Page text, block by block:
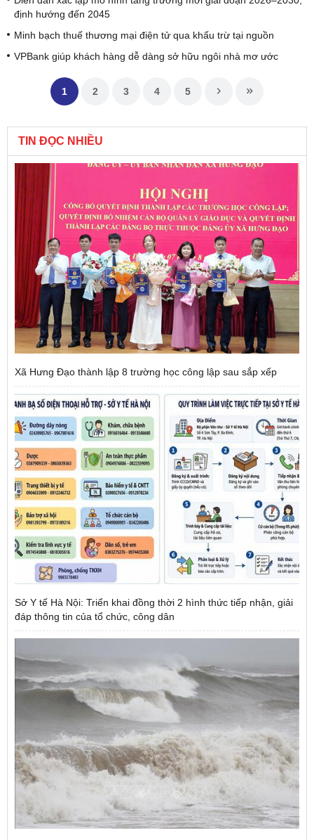
định hướng đến 2045
Minh bạch thuế thương mại điện tử qua khấu trừ tại nguồn
VPBank giúp khách hàng dễ dàng sở hữu ngôi nhà mơ ước
1 2 3 4 5
TIN ĐỌC NHIỀU
Xã Hưng Đạo thành lập 8 trường học công lập sau sắp xếp
Sở Y tế Hà Nội: Triển khai đồng thời 2 hình thức tiếp nhận, giải
đáp thông tin của tổ chức, công dân